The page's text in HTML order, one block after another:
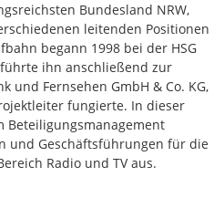
Bundesland NRW,
leitenden Positionen
begann 1998 bei der HSG
ihn anschließend zur
und Fernsehen GmbH & Co. KG,
fungierte. In dieser
Beteiligungsmanagement
und Geschäftsführungen für die
Radio und TV aus.